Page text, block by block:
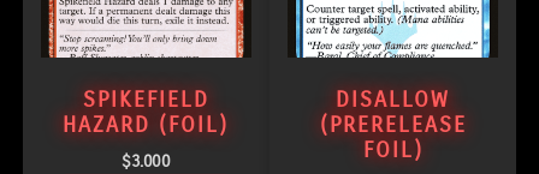
SPIKEFIELD
HAZARD (FOIL)
$3.000
DISALLOW
(PRERELEASE
FOIL)